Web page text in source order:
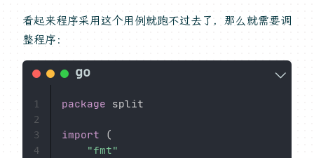
看起来程序采用这个用例就跑不过去了，那么就需要调
整程序：
package split
import
(
"fmt"
1
2
3
4